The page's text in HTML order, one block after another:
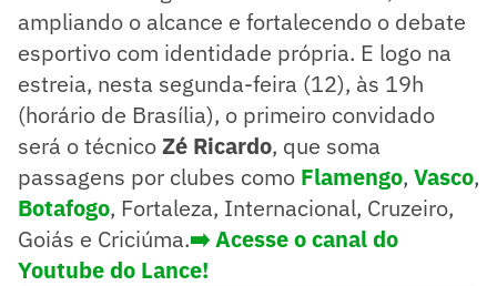
ampliando o alcance e fortalecendo o debate
esportivo com identidade própria. E logo na
estreia, nesta segunda-feira (12), às 19h
(horário de Brasília), o primeiro convidado
será o técnicoZé Ricardo, que soma
passagens por clubes como Flamengo, Vasco,
Botafogo, Fortaleza, Internacional, Cruzeiro,
Goiás e Criciúma.➡️ Acesse o canal do
Youtube do Lance!